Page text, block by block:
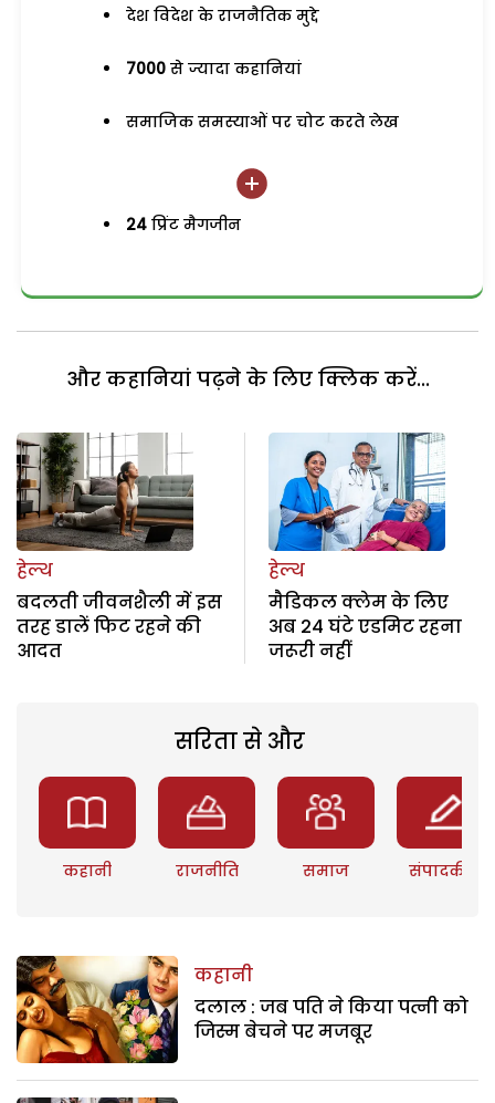
देश विदेश के राजनैतिक मुद्दे
7000 से ज्यादा कहानियां
समाजिक समस्याओं पर चोट करते लेख
24 प्रिंट मैगजीन
और कहानियां पढ़ने के लिए क्लिक करें...
हेल्थ
बदलती जीवनशैली में इस
तरह डालें फिट रहने की
आदत
हेल्थ
मैडिकल क्लेम के लिए
अब 24 घंटे एडमिट रहना
जरूरी नहीं
सरिता से और
कहानी राजनीति समाज संपादकीय
कहानी
दलाल : जब पति ने किया पत्नी को
जिस्म बेचने पर मजबूर